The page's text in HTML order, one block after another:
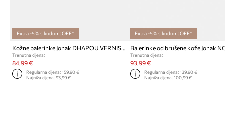
Extra -5% s kodom: OFF*
Kožne balerinke Jonak DHAPOU VERNIS CUIR
Trenutna cijena:
84,99 €
Regularna cijena:159,90 €
Najniža cijena:93,99 €
Extra -5% s kodom: OFF*
Trenutna cijena:
93,99 €
Regularna cijena: 139,90 €
Najniža cijena: 100,99 €